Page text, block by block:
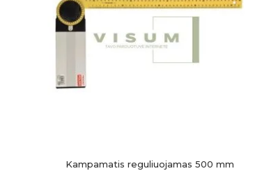
Kampamatis reguliuojamas 500 mm